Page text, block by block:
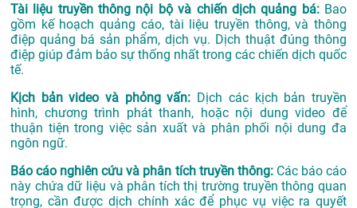
Tài liệu truyền thông nội bộ và chiến dịch quảng bá: Bao
gồm kế hoạch quảng cáo, tài liệu truyền thông, và thông
điệp quảng bá sản phẩm, dịch vụ. Dịch thuật đúng thông
điệp giúp đảm bảo sự thống nhất trong các chiến dịch quốc
tế.
Kịch bản video và phỏng vấn: Dịch các kịch bản truyền
hình, chương trình phát thanh, hoặc nội dung video để
thuận tiện trong việc sản xuất và phân phối nội dung đa
ngôn ngữ.
Báo cáo nghiên cứu và phân tích truyền thông: Các báo cáo
này chứa dữ liệu và phân tích thị trường truyền thông quan
trọng, cần được dịch chính xác để phục vụ việc ra quyết